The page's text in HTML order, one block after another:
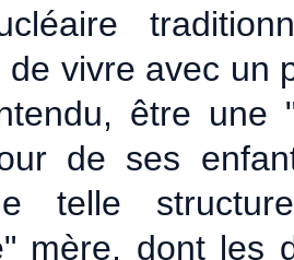
de vivre avec un
être une
de ses
telle
mère, dont les